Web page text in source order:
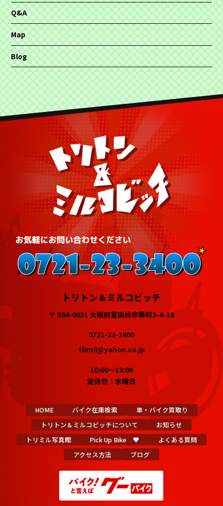
Q&A
Map
Blog
トリトン＆ミルコビッチ
〒 584-0031 大阪府富田林市寿町3-4-16
0721-23-3400
tlimil@yahoo.co.jp
10:00～19:00
定休日：水曜日
HOME バイク在庫検索
車・バイク買取り
トリトン＆ミルコビッチについて
お知らせ
トリミル写真館
Pick Up Bike ♥
よくある質問
アクセス方法
ブログ